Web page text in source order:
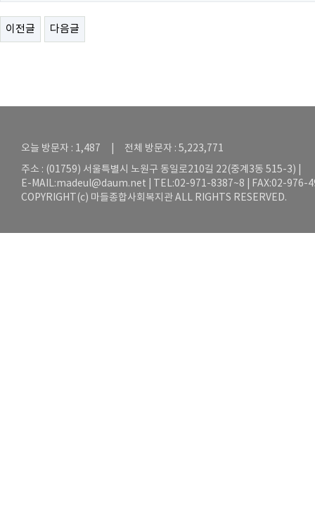
이전글 다음글
오늘 방문자 : 1,487 | 전체 방문자 : 5,223,771
주소 : (01759) 서울특별시 노원구 동일로210길 22(중계3동 515-3) |
E-MAIL:madeul@daum.net | TEL:02-971-8387~8 | FAX:02-976-
COPYRIGHT(c) 마들종합사회복지관 ALL RIGHTS RESERVED.